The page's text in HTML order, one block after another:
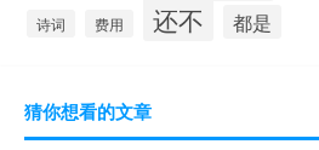
诗词 费用 还不 都是
猜你想看的文章